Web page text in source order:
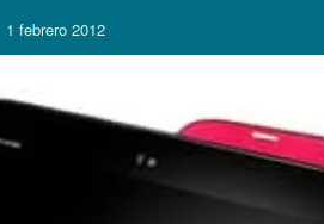
1 febrero 2012